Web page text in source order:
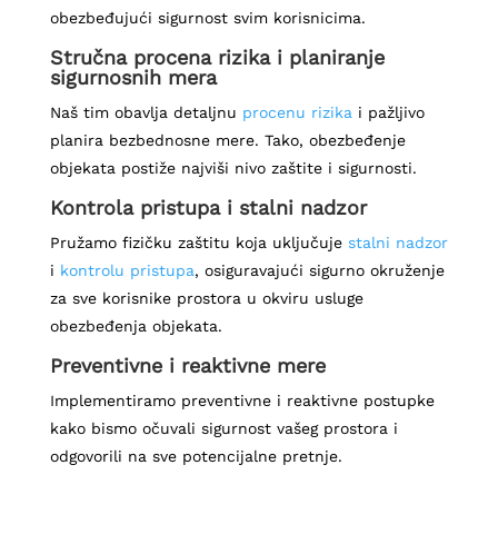
obezbeđujući sigurnost svim korisnicima.
Stručna procena rizika i planiranje
sigurnosnih mera
Naš tim obavlja detaljnu procenu rizika i pažljivo
planira bezbednosne mere. Tako, obezbeđenje
objekata postiže najviši nivo zaštite i sigurnosti.
Kontrola pristupa i stalni nadzor
Pružamo fizičku zaštitu koja uključuje stalni nadzor
i kontrolu pristupa, osiguravajući sigurno okruženje
za sve korisnike prostora u okviru usluge
obezbeđenja objekata.
Preventivne i reaktivne mere
Implementiramo preventivne i reaktivne postupke
kako bismo očuvali sigurnost vašeg prostora i
odgovorili na sve potencijalne pretnje.